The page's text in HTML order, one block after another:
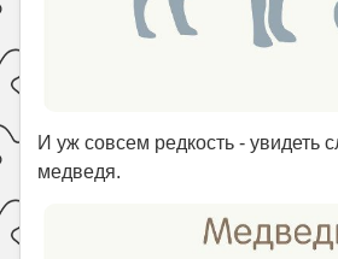
И уж совсем редкость - увидеть
медведя.